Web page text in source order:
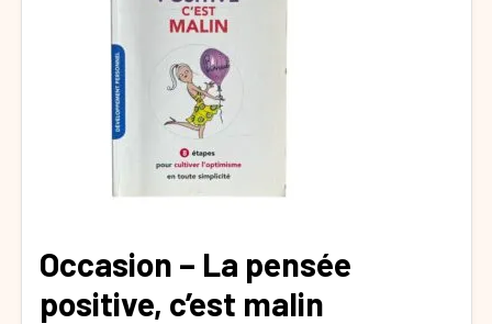
Occasion – La pensée
positive, c’est malin